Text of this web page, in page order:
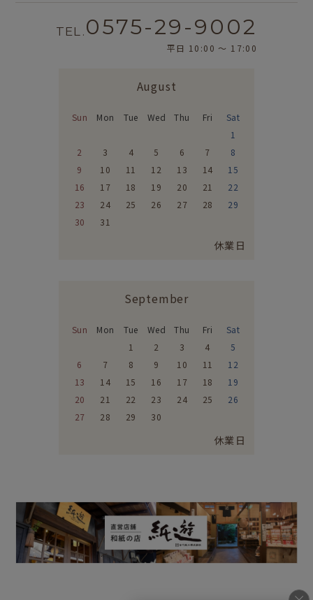
TEL. 0575-29-9002
平日 10:00 〜 17:00
August
Sun Mon Tue Wed Thu Fri
Sat
1
2
3 4 5 6 7
8
9
10 11 12 13 14
15
16
17 18 19 20 21
22
23
24 25 26 27 28
29
30
31
休業日
September
Sun Mon Tue Wed Thu Fri
Sat
1
2 3 4
5
6
7 8 9 10 11
12
13
14 15 16 17 18
19
20
21 22 23 24 25
26
27
28 29 30
休業日